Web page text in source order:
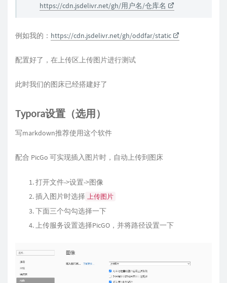
https://cdn.jsdelivr.net/gh/用户名/仓库名
例如我的： https://cdn.jsdelivr.net/gh/oddfar/static
配置好了，在上传区上传图片进行测试
此时我们的图床已经搭建好了
Typora设置（选用）
写markdown推荐使用这个软件
配合 PicGo 可实现插入图片时，自动上传到图床
打开文件->设置->图像
插入图片时选择
上传图片
下面三个勾勾选择一下
上传服务设置选择PicGO，并将路径设置一下